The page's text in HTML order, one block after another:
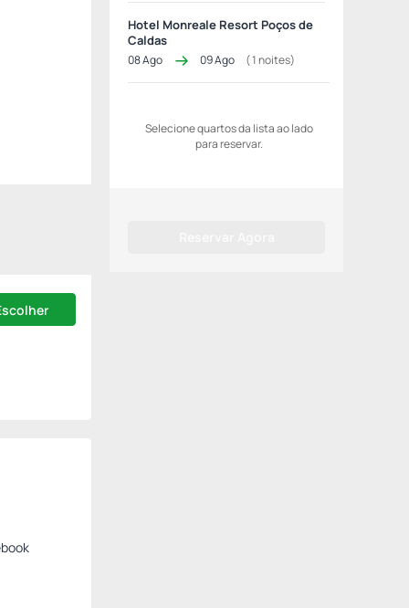
Hotel Monreale Resort Poços de
Caldas
08 Ago 09 Ago (1noites)
Selecione quartos da lista ao lado
para reservar.